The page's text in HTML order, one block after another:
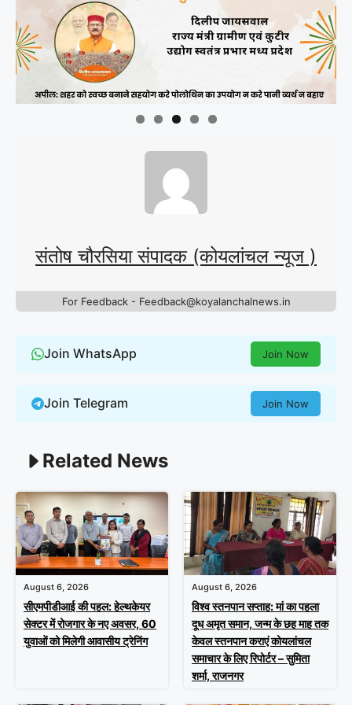
संतोष चौरसिया संपादक (कोयलांचल न्यूज )
For Feedback - Feedback@koyalanchalnews.in
Join WhatsApp Join Now
Join Telegram Join Now
Related News
August 6, 2026
सीएमपीडीआई की पहल: हेल्थकेयर
सेक्टर में रोजगार के नए अवसर, 60
युवाओं को मिलेगी आवासीय ट्रेनिंग
August 6, 2026
विश्व स्तनपान सप्ताह: मां का पहला
दूध अमृत समान, जन्म के छह माह तक
केवल स्तनपान कराएं कोयलांचल
समाचार के लिए रिपोर्टर – सुमिता
शर्मा, राजनगर